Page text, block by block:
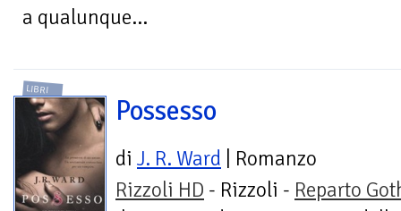
a qualunque...
LIBRI
Possesso
di J. R. Ward | Romanzo
Rizzoli HD - Rizzoli - Reparto